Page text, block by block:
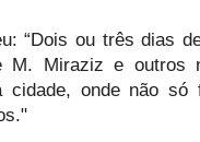
“Dois ou três dias
M. Miraziz e outros
cidade, onde não só